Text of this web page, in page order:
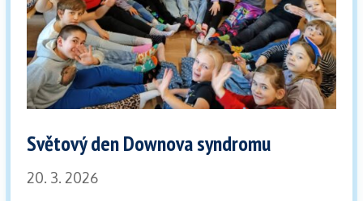
Světový den Downova syndromu
20. 3. 2026